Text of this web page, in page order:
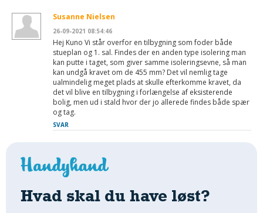
Susanne Nielsen
26-09-2021 08:54:46
Hej Kuno Vi står overfor en tilbygning som foder både
stueplan og 1. sal. Findes der en anden type isolering man
kan putte i taget, som giver samme isoleringsevne, så man
kan undgå kravet om de 455 mm? Det vil nemlig tage
ualmindelig meget plads at skulle efterkomme kravet, da
det vil blive en tilbygning i forlængelse af eksisterende
bolig, men ud i stald hvor der jo allerede findes både spær
og tag.
SVAR
Hvad skal du have løst?